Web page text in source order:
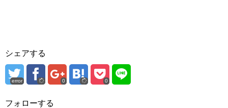
シェアする
error 0 0
フォローする